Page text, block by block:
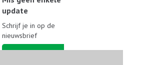
update
Schrijf je in op de
nieuwsbrief